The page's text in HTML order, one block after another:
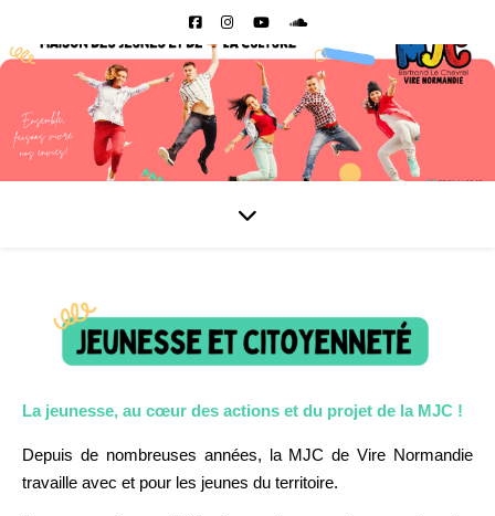
La jeunesse, au cœur des actions et du projet de la MJC !
Depuis de nombreuses années, la MJC de Vire Normandie
travaille avec et pour les jeunes du territoire.